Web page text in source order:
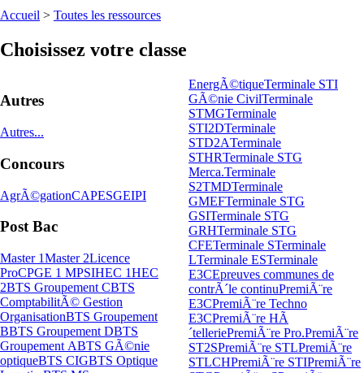
Accueil > Toutes les ressources
Choisissez votre classe
Autres
Autres...
Concours
AgrÃ©gationCAPESGEIPI
Post Bac
Master 1Master 2Licence
ProCPGE 1 MPSIHEC 1HEC
2BTS Groupement CBTS
ComptabilitÃ© Gestion
OrganisationBTS Groupement
BBTS Groupement DBTS
Groupement ABTS GÃ©nie
optiqueBTS CIGBTS Optique
EnergÃ©tiqueTerminale STI
GÃ©nie CivilTerminale
STMGTerminale
STI2DTerminale
STD2ATerminale
STHRTerminale STG
Merca.Terminale
S2TMDTerminale
GMEFTerminale STG
GSITerminale STG
GRHTerminale STG
CFETerminale STerminale
LTerminale ESTerminale
E3CEpreuves communes de
contrÃ´le continuPremiÃ¨re
E3CPremiÃ¨re Techno
E3CPremiÃ¨re HÃ
´telleriePremiÃ¨re Pro.PremiÃ¨re
ST2SPremiÃ¨re STLPremiÃ¨re
STLCHPremiÃ¨re STIPremiÃ¨re